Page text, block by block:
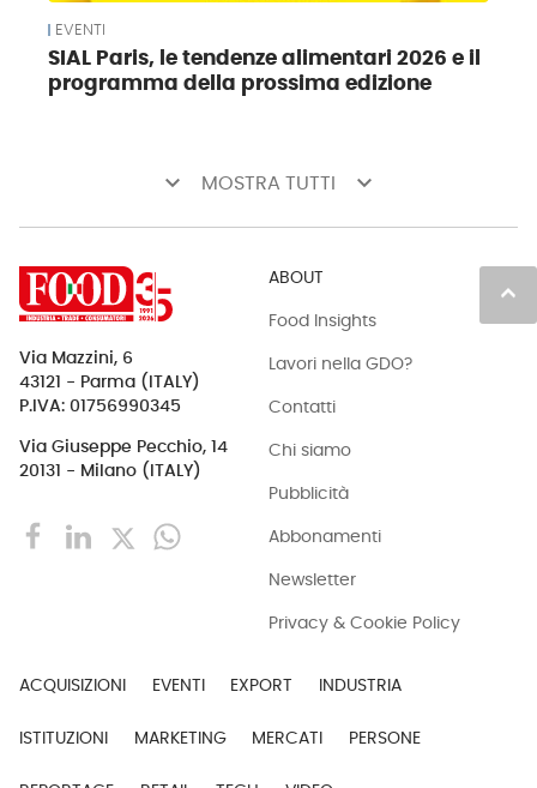
EVENTI
SIAL Paris, le tendenze alimentari 2026 e il
programma della prossima edizione
keyboard_arrow_down MOSTRA TUTTI keyboard_arrow_down
keyboard_arrow_up
Via Mazzini, 6
43121 - Parma (ITALY)
P.IVA: 01756990345
Via Giuseppe Pecchio, 14
20131 - Milano (ITALY)
ABOUT
Food Insights
Lavori nella GDO?
Contatti
Chi siamo
Pubblicità
Abbonamenti
Newsletter
Privacy & Cookie Policy
ACQUISIZIONI EVENTI EXPORT INDUSTRIA
ISTITUZIONI MARKETING MERCATI PERSONE